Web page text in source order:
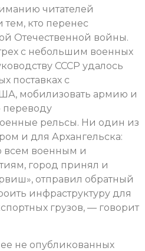
читателей
тем, кто перенес
Отечественной войны.
с небольшим военных
СССР удалось
поставках с
мобилизовать армию и
переводу
рельсы. Ни один из
и для Архангельска:
всем военным и
город принял и
отправил обратный
инфраструктуру для
грузов, — говорит
не опубликованных